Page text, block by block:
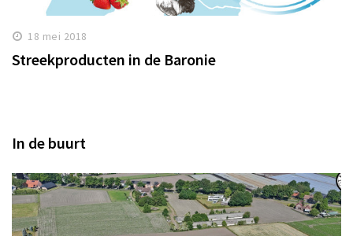
18 mei 2018
Streekproducten in de Baronie
In de buurt